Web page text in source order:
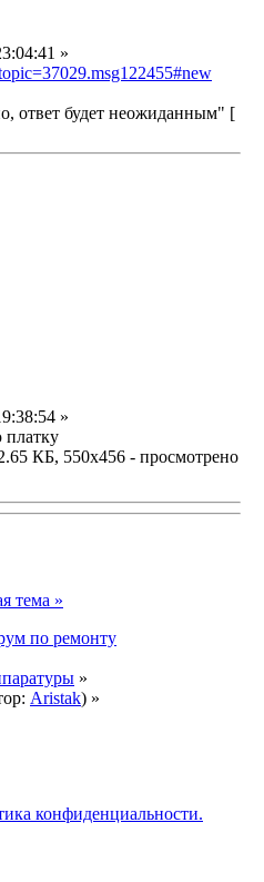
»
ответ будет неожиданным" [
»
платку
КБ, 550x456 - просмотрено
тема »
по ремонту
»
Aristak) »
конфиденциальности.